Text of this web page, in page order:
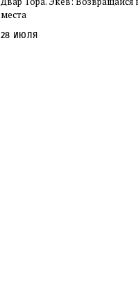
слово в переводе Библии
места
28 июля